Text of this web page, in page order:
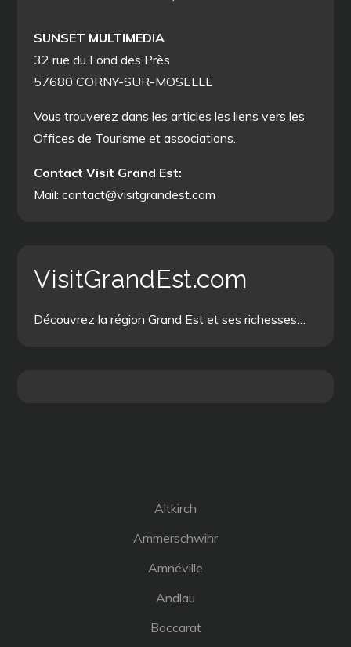
SUNSET MULTIMEDIA
32 rue du Fond des Près
57680 CORNY-SUR-MOSELLE
Vous trouverez dans les articles les liens vers les
Offices de Tourisme et associations.
Contact Visit Grand Est:
Mail: contact@visitgrandest.com
VisitGrandEst.com
Découvrez la région Grand Est et ses richesses…
Altkirch
Ammerschwihr
Amnéville
Andlau
Baccarat